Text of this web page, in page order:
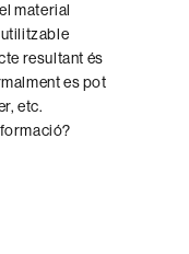
material
resultant és
es pot
etc.